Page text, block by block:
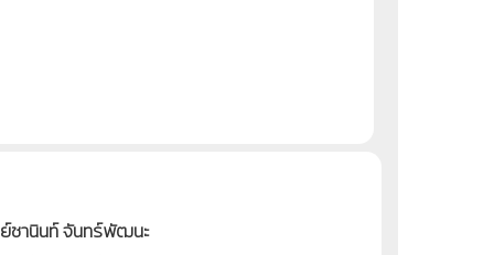
ชานินท์ จันทร์พัฒนะ